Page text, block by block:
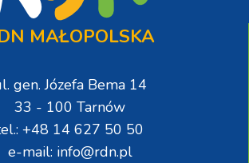
MAŁOPOLSKA
gen. Józefa Bema 14
33 - 100 Tarnów
+48 14 627 50 50
e-mail: info@rdn.pl